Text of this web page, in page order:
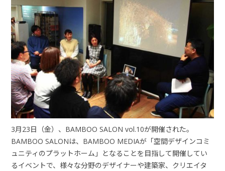
3月23日（金）、BAMBOO SALON vol.10が開催された。
BAMBOO SALONは、BAMBOO MEDIAが「空間デザインコミ
ュニティのプラットホーム」となることを目指して開催してい
るイベントで、様々な分野のデザイナーや建築家、クリエイタ